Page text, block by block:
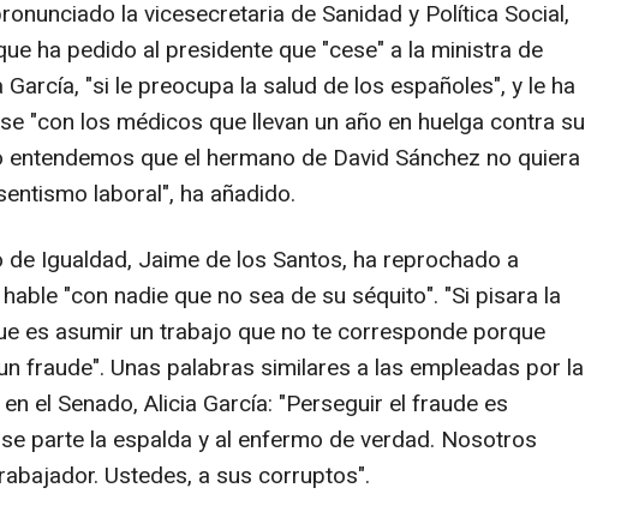
la vicesecretaria de Sanidad y Política Social,
ha pedido al presidente que "cese" a la ministra de
García, "si le preocupa la salud de los españoles", y le ha
"con los médicos que llevan un año en huelga contra su
entendemos que el hermano de David Sánchez no quiera
laboral", ha añadido.
de Igualdad, Jaime de los Santos, ha reprochado a
"con nadie que no sea de su séquito". "Si pisara la
es asumir un trabajo que no te corresponde porque
fraude". Unas palabras similares a las empleadas por la
el Senado, Alicia García: "Perseguir el fraude es
parte la espalda y al enfermo de verdad. Nosotros
Ustedes, a sus corruptos".